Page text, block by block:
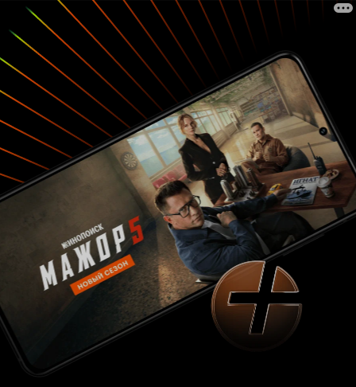
заканчивается фильм мне видится чем-то вроде
кости, брошенной преданному псу щедрым
(сказано не без иронии, как Вы понимаете)
хозяином – за верную службу. «Только не надо
одолжений!» – как говорил кавалер Де Брильи
поручику лейб-кирасирского полка Бергеру.
Но дело даже не в этом. Слишком уж всё
утрировано. Доведенное до абсурда слепое
повиновение утвержденному распорядку дня –
благая цель дешёвым способом. Не
воспринимается. Выглядит слишком уж
картинно. И дом вверх дном в результате
зарядки, и ведро строительного мусора на
полу – чтобы убираться было веселее, да даже
тяжелая болезнь в результате нескольких минут
лежания на полу – всё это может «сработать»
лишь один раз, да и то при условии, что тебе те
же самые 7-8 лет. А это и есть искомая
ограниченность фильма, определяющая его
невысокую ценность как художественного
произведения. Или еще мне запомнился
момент: ребятишки уличают пенсионера в
торговле папиросами и приходят к выводу, что
это недостойное занятие. Чуть позже
выясняется, что этот человек – герой войны и
т.д. Позвольте, граждане, как же это связано
между собой? Ведь он бы мог торговать,